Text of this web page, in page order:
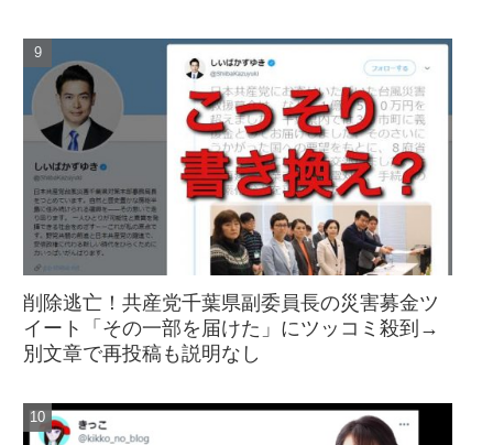
削除逃亡！共産党千葉県副委員長の災害募金ツ
イート「その一部を届けた」にツッコミ殺到→
別文章で再投稿も説明なし